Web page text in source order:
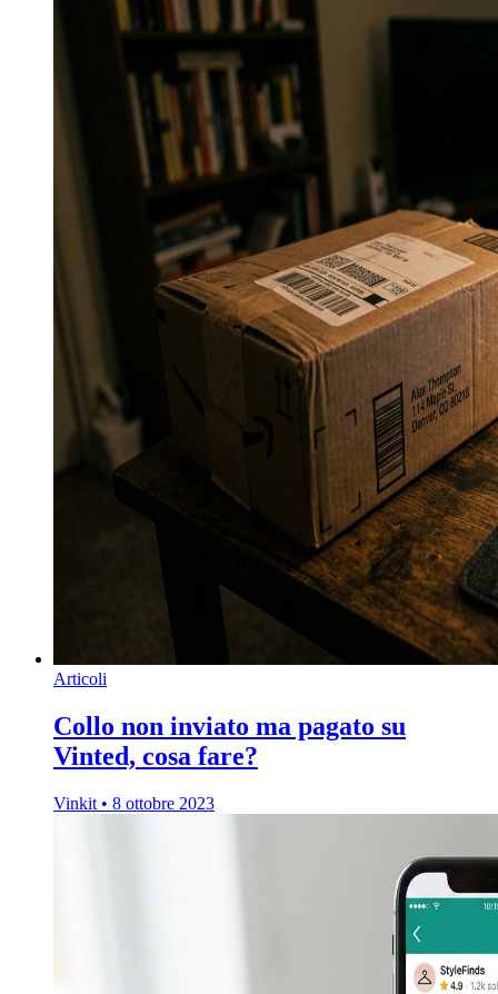
Articoli
Collo non inviato ma pagato su
Vinted, cosa fare?
Vinkit • 8 ottobre 2023